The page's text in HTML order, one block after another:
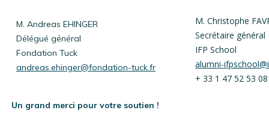
M. Andreas EHINGER
Délégué général
Fondation Tuck
andreas.ehinger@fondation-tuck.fr
M. Christophe
Secrétaire général
IFP School
alumni-
+ 33 1 47 52 53 08
Un grand merci pour votre soutien !